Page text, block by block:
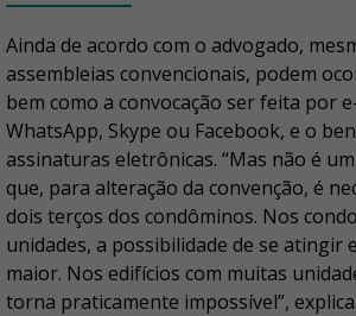
Ainda de acordo com o advogado,
assembleias convencionais, podem
bem como a convocação ser feita por
WhatsApp, Skype ou Facebook, e o
assinaturas eletrônicas. “Mas não é
que, para alteração da convenção, é
dois terços dos condôminos. Nos
unidades, a possibilidade de se atingir
maior. Nos edifícios com muitas
torna praticamente impossível”,